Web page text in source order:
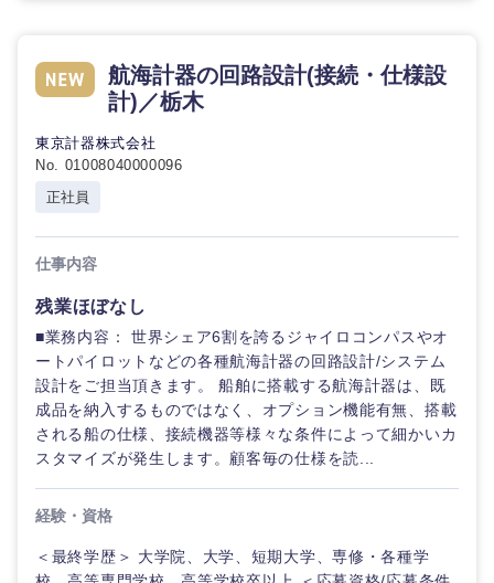
近畿地方
奈良県 和歌山県
航海計器の回路設計(接続・仕様設
計)／栃木
東京計器株式会社
No. 01008040000096
正社員
仕事内容
残業ほぼなし
■業務内容： 世界シェア6割を誇るジャイロコンパスやオ
ートパイロットなどの各種航海計器の回路設計/システム
設計をご担当頂きます。 船舶に搭載する航海計器は、既
成品を納入するものではなく、オプション機能有無、搭載
される船の仕様、接続機器等様々な条件によって細かいカ
スタマイズが発生します。顧客毎の仕様を読...
経験・資格
＜最終学歴＞ 大学院、大学、短期大学、専修・各種学